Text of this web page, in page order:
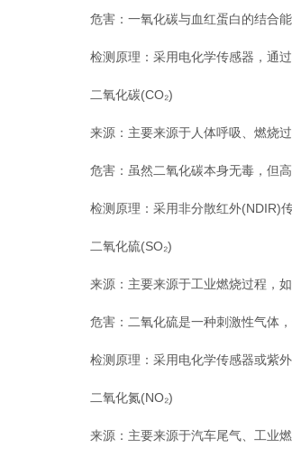
危害：一氧化碳与血红蛋白的结合能
检测原理：采用电化学传感器，通过
二氧化碳(CO₂)
来源：主要来源于人体呼吸、燃烧过
危害：虽然二氧化碳本身无毒，但高
检测原理：采用非分散红外(NDIR)传
二氧化硫(SO₂)
来源：主要来源于工业燃烧过程，如
危害：二氧化硫是一种刺激性气体，
检测原理：采用电化学传感器或紫外
二氧化氮(NO₂)
来源：主要来源于汽车尾气、工业燃